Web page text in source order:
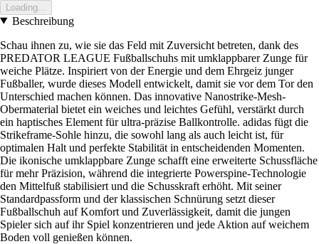
Loading...
Beschreibung
Schau ihnen zu, wie sie das Feld mit Zuversicht betreten, dank des
PREDATOR LEAGUE Fußballschuhs mit umklappbarer Zunge für
weiche Plätze. Inspiriert von der Energie und dem Ehrgeiz junger
Fußballer, wurde dieses Modell entwickelt, damit sie vor dem Tor den
Unterschied machen können. Das innovative Nanostrike-Mesh-
Obermaterial bietet ein weiches und leichtes Gefühl, verstärkt durch
ein haptisches Element für ultra-präzise Ballkontrolle. adidas fügt die
Strikeframe-Sohle hinzu, die sowohl lang als auch leicht ist, für
optimalen Halt und perfekte Stabilität in entscheidenden Momenten.
Die ikonische umklappbare Zunge schafft eine erweiterte Schussfläche
für mehr Präzision, während die integrierte Powerspine-Technologie
den Mittelfuß stabilisiert und die Schusskraft erhöht. Mit seiner
Standardpassform und der klassischen Schnürung setzt dieser
Fußballschuh auf Komfort und Zuverlässigkeit, damit die jungen
Spieler sich auf ihr Spiel konzentrieren und jede Aktion auf weichem
Boden voll genießen können.